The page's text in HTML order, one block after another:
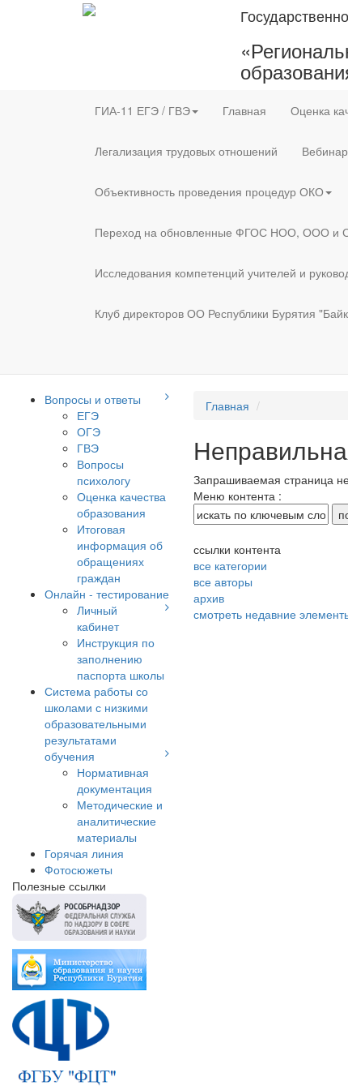
ГИА-11 ЕГЭ / ГВЭ Главная Оценка
Легализация трудовых отношений
Объективность проведения процедур ОКО
Переход на обновленные ФГОС НОО, ООО и
Исследования компетенций учителей и
Клуб директоров ОО Республики Бурятия
Вопросы и ответы
ЕГЭ
ОГЭ
ГВЭ
Вопросы
психологу
Оценка качества
образования
Итоговая
информация об
обращениях
граждан
Онлайн - тестирование
Личный
кабинет
Инструкция по
заполнению
паспорта школы
Система работы со
школами с низкими
образовательными
результатами
обучения
Нормативная
документация
Методические и
аналитические
материалы
Горячая линия
Фотосюжеты
Полезные ссылки
Главная
Запрашиваемая страница
Меню контента :
ссылки контента
все категории
все авторы
архив
смотреть недавние